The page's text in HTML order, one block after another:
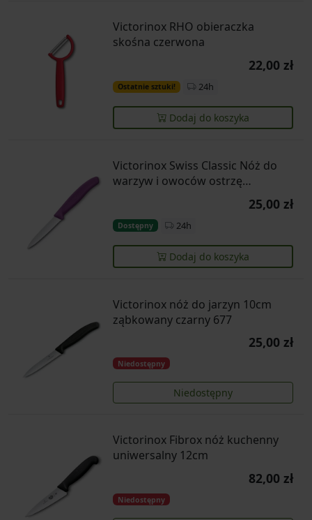
Victorinox RHO obieraczka
skośna czerwona
22,00 zł
Ostatnie sztuki! 24h
Dodaj do koszyka
Victorinox Swiss Classic Nóż do
warzyw i owoców ostrzę
ząbkowane 11 cm fioletowy25,00 zł
Dostępny 24h
Dodaj do koszyka
Victorinox nóż do jarzyn 10cm
ząbkowany czarny 677
25,00 zł
Niedostępny
Niedostępny
Victorinox Fibrox nóż kuchenny
uniwersalny 12cm
82,00 zł
Niedostępny